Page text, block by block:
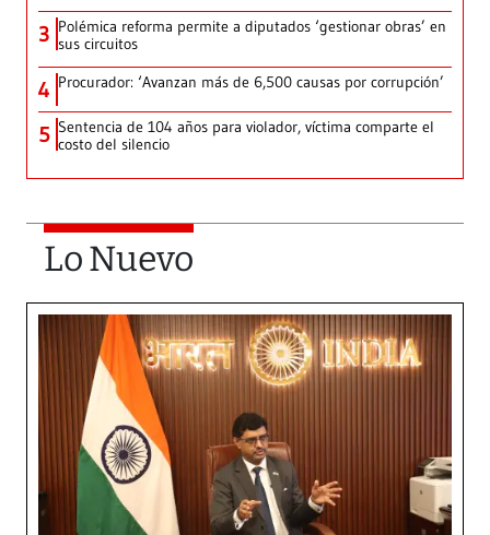
3 Polémica reforma permite a diputados ‘gestionar obras’ en
sus circuitos
4 Procurador: ‘Avanzan más de 6,500 causas por corrupción’
5 Sentencia de 104 años para violador, víctima comparte el
costo del silencio
Lo Nuevo